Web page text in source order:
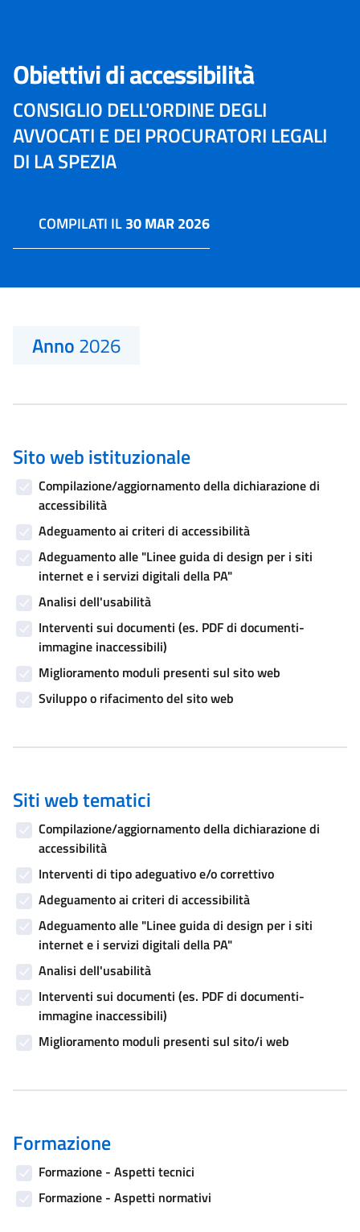
Obiettivi di accessibilità
CONSIGLIO DELL'ORDINE DEGLI
AVVOCATI E DEI PROCURATORI LEGALI
DI LA SPEZIA
COMPILATI IL30 MAR 2026
Anno2026
Sito web istituzionale
Compilazione/aggiornamento della dichiarazione di
accessibilità
Adeguamento ai criteri di accessibilità
Adeguamento alle "Linee guida di design per i siti
internet e i servizi digitali della PA"
Analisi dell'usabilità
Interventi sui documenti (es. PDF di documenti-
immagine inaccessibili)
Miglioramento moduli presenti sul sito web
Sviluppo o rifacimento del sito web
Siti web tematici
Compilazione/aggiornamento della dichiarazione di
accessibilità
Interventi di tipo adeguativo e/o correttivo
Adeguamento ai criteri di accessibilità
Adeguamento alle "Linee guida di design per i siti
internet e i servizi digitali della PA"
Analisi dell'usabilità
Interventi sui documenti (es. PDF di documenti-
immagine inaccessibili)
Miglioramento moduli presenti sul sito/i web
Formazione
Formazione - Aspetti tecnici
Formazione - Aspetti normativi